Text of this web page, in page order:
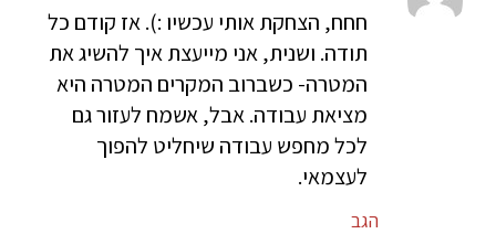
חחח, הצחקת אותי עכשיו :). אז קודם כל
תודה. ושנית, אני מייעצת איך להשיג את
המטרה- כשברוב המקרים המטרה היא
מציאת עבודה. אבל, אשמח לעזור גם
לכל מחפש עבודה שיחליט להפוך
לעצמאי.
הגב